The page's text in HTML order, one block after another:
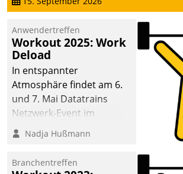
Anwendertreffen
Workout 2025: Work
Deload
In entspannter
Atmosphäre findet am 6.
und 7. Mai Datatrains
Netzwerk-Event im
Kunden- und Partnerkreis
statt. Zentrale Frage: Wie
Mammutprojekte
Nadja Hußmann
Branchentreffen